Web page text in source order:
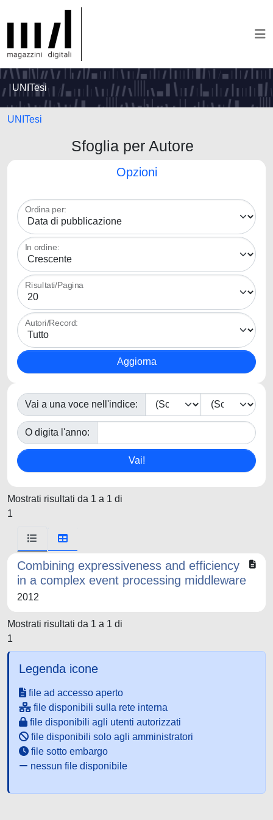
UNITesi
UNITesi
Sfoglia per Autore
Opzioni
Ordina per:
In ordine:
Risultati/Pagina
Autori/Record:
Vai a una voce nell'indice:
O digita l'anno:
Mostrati risultati da 1 a 1 di
1
Combining expressiveness and efficiency
in a complex event processing middleware
2012
Mostrati risultati da 1 a 1 di
1
Legenda icone
file ad accesso aperto
file disponibili sulla rete interna
file disponibili agli utenti autorizzati
file disponibili solo agli amministratori
file sotto embargo
nessun file disponibile